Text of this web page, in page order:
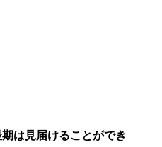
は見届けることができ